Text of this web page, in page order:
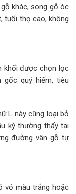
khác, song gỗ óc
tuổi thọ cao, không
khối được chọn lọc
quý hiếm, tiêu
L này cũng loại bỏ
kỳ thường thấy tại
đường vân gỗ tự
vỏ màu trắng hoặc